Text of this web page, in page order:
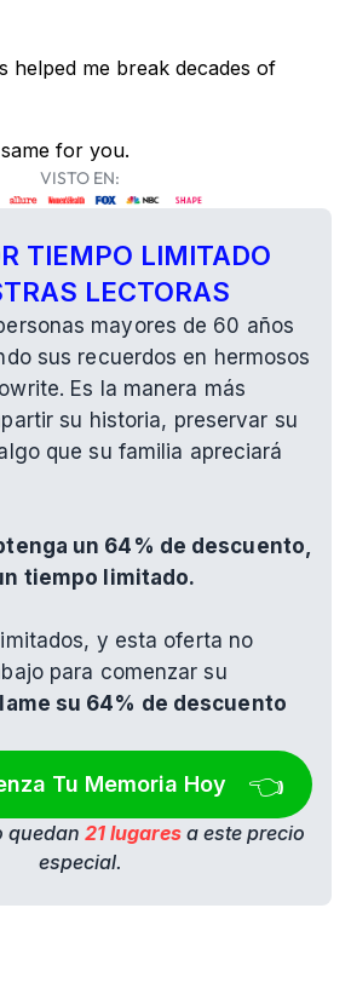
helped me break decades of
for you.
VISTO EN:
TIEMPO LIMITADO
LECTORAS
mayores de 60 años
sus recuerdos en hermosos
Es la manera más
su historia, preservar su
que su familia apreciará
un 64% de descuento,
tiempo limitado.
y esta oferta no
para comenzar su
su 64% de descuento
Tu Memoria Hoy 👈
quedan 21 lugares a este precio
especial.